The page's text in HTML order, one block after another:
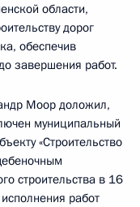
области,
дорог
обеспечив
завершения работ.
Моор доложил,
муниципальный
«Строительство
строительства в 16
работ